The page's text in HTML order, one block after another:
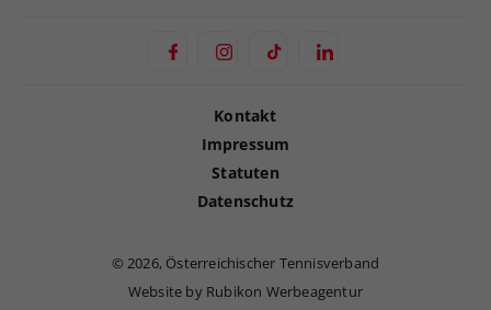
Kontakt
Impressum
Statuten
Datenschutz
©2026, Österreichischer Tennisverband
Website by Rubikon Werbeagentur